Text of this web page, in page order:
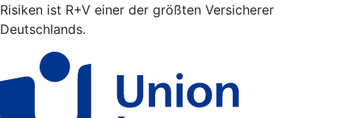
Risiken ist R+V einer der größten Versicherer
Deutschlands.